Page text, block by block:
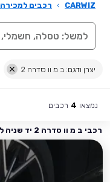
CARWIZ
› רכבים למכירה
יצרן ודגם: ב מ וו סדרה 2
נמצאו 4 רכבים
רכבי ב מ וו סדרה 2 יד שניה למכירה בסביבת עפולה